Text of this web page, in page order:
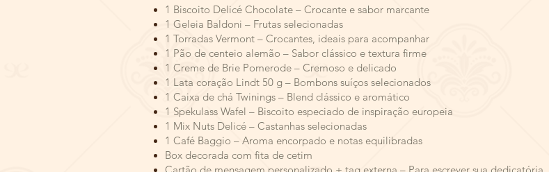
1 Biscoito Delicé Chocolate – Crocante e sabor marcante
1 Geleia Baldoni – Frutas selecionadas
1 Torradas Vermont – Crocantes, ideais para acompanhar
1 Pão de centeio alemão – Sabor clássico e textura firme
1 Creme de Brie Pomerode – Cremoso e delicado
1 Lata coração Lindt 50 g – Bombons suíços selecionados
1 Caixa de chá Twinings – Blend clássico e aromático
1 Spekulass Wafel – Biscoito especiado de inspiração europeia
1 Mix Nuts Delicé – Castanhas selecionadas
1 Café Baggio – Aroma encorpado e notas equilibradas
Box decorada com fita de cetim